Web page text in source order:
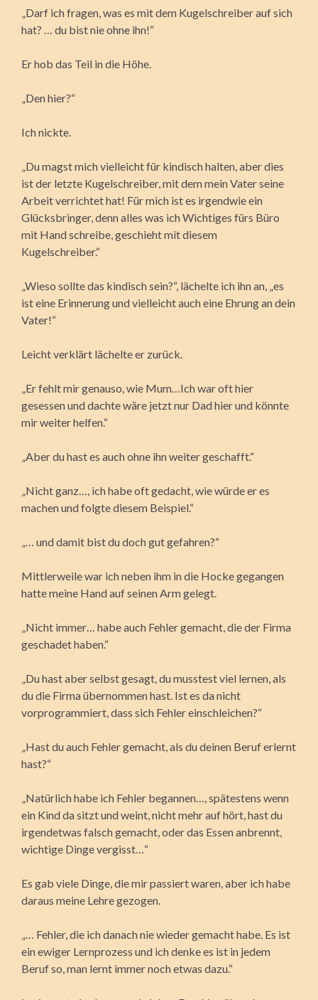
„Darf ich fragen, was es mit dem Kugelschreiber auf sich
hat? … du bist nie ohne ihn!“
Er hob das Teil in die Höhe.
„Den hier?“
Ich nickte.
„Du magst mich vielleicht für kindisch halten, aber dies
ist der letzte Kugelschreiber, mit dem mein Vater seine
Arbeit verrichtet hat! Für mich ist es irgendwie ein
Glücksbringer, denn alles was ich Wichtiges fürs Büro
mit Hand schreibe, geschieht mit diesem
Kugelschreiber.“
„Wieso sollte das kindisch sein?“, lächelte ich ihn an, „es
ist eine Erinnerung und vielleicht auch eine Ehrung an dein
Vater!“
Leicht verklärt lächelte er zurück.
„Er fehlt mir genauso, wie Mum…Ich war oft hier
gesessen und dachte wäre jetzt nur Dad hier und könnte
mir weiter helfen.“
„Aber du hast es auch ohne ihn weiter geschafft.“
„Nicht ganz…, ich habe oft gedacht, wie würde er es
machen und folgte diesem Beispiel.“
„… und damit bist du doch gut gefahren?“
Mittlerweile war ich neben ihm in die Hocke gegangen
hatte meine Hand auf seinen Arm gelegt.
„Nicht immer… habe auch Fehler gemacht, die der Firma
geschadet haben.“
„Du hast aber selbst gesagt, du musstest viel lernen, als
du die Firma übernommen hast. Ist es da nicht
vorprogrammiert, dass sich Fehler einschleichen?“
„Hast du auch Fehler gemacht, als du deinen Beruf erlernt
hast?“
„Natürlich habe ich Fehler begannen…, spätestens wenn
ein Kind da sitzt und weint, nicht mehr auf hört, hast du
irgendetwas falsch gemacht, oder das Essen anbrennt,
wichtige Dinge vergisst…“
Es gab viele Dinge, die mir passiert waren, aber ich habe
daraus meine Lehre gezogen.
„… Fehler, die ich danach nie wieder gemacht habe. Es ist
ein ewiger Lernprozess und ich denke es ist in jedem
Beruf so, man lernt immer noch etwas dazu.“